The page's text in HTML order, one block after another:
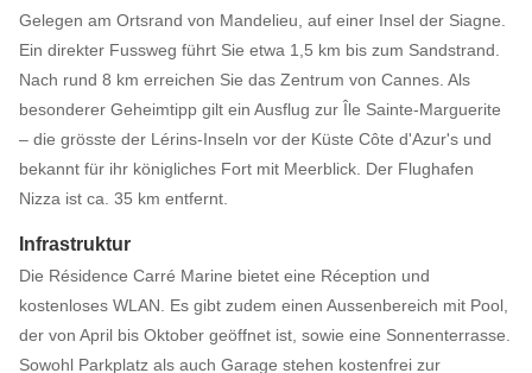
Gelegen am Ortsrand von Mandelieu, auf einer Insel der Siagne.
Ein direkter Fussweg führt Sie etwa 1,5 km bis zum Sandstrand.
Nach rund 8 km erreichen Sie das Zentrum von Cannes. Als
besonderer Geheimtipp gilt ein Ausflug zur Île Sainte-Marguerite
– die grösste der Lérins-Inseln vor der Küste Côte d'Azur's und
bekannt für ihr königliches Fort mit Meerblick. Der Flughafen
Nizza ist ca. 35 km entfernt.
Infrastruktur
Die Résidence Carré Marine bietet eine Réception und
kostenloses WLAN. Es gibt zudem einen Aussenbereich mit Pool,
der von April bis Oktober geöffnet ist, sowie eine Sonnenterrasse.
Sowohl Parkplatz als auch Garage stehen kostenfrei zur